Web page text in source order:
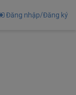
Đăng nhập/Đăng ký